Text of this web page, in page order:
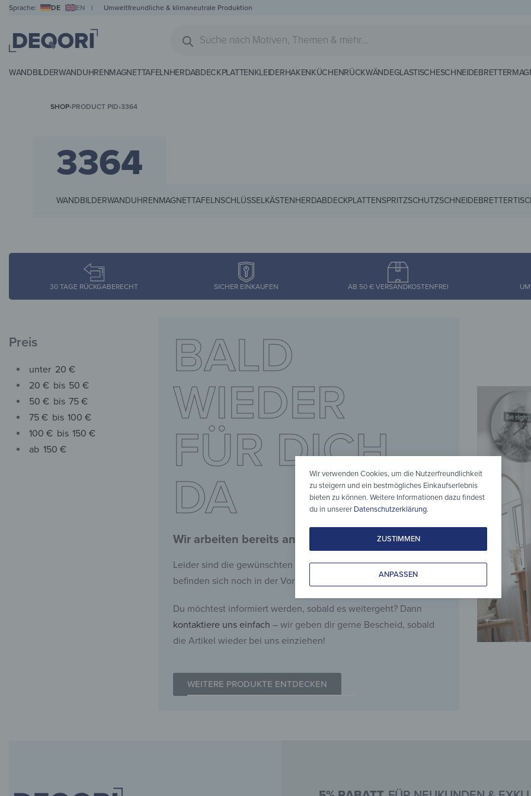
Sprache: DE EN | Umweltfreundliche & klimaneutrale Produktion
WANDBILDERWANDUHRENMAGNETTAFELNHERDABDECKPLATTENKLEIDERHAKENKÜCHENRÜCKWÄNDEGLASTISCHESCHNEIDEBRETTER
SHOP›PRODUCT PID›3364
3364
WANDBILDERWANDUHRENMAGNETTAFELNSCHLÜSSELKÄSTENHERDABDECKPLATTENSPRITZSCHUTZSCHNEIDEBRETTER
30 TAGE RÜCKGABERECHT SICHER EINKAUFEN AB 50 € VERSANDKOSTENFREI
Preis
unter 20 €
20 € bis 50 €
50 € bis 75 €
75 € bis 100 €
100 € bis 150 €
ab 150 €
BALD
WIEDER
FÜR DICH
DA
Wir arbeiten bereits an der Nachlieferung.
Leider sind die gewünschten Produkte derzeit vergriffen oder
befinden sich noch in der Vorbereitung für den Verkaufsstart.
Du möchtest informiert werden, sobald es weitergeht? Dann
kontaktiere uns einfach – wir geben dir gerne Bescheid, sobald
die Artikel wieder bei uns einziehen!
WEITERE PRODUKTE ENTDECKEN
Wir verwenden Cookies, um die Nutzerfreundlichkeit
zu steigern und ein bestmögliches Einkaufserlebnis
bieten zu können. Weitere Informationen dazu findest
du in unserer Datenschutzerklärung.
ZUSTIMMEN
ANPASSEN